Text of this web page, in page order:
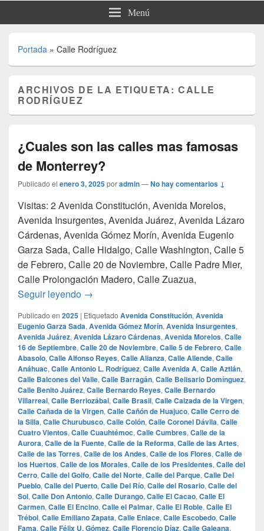
Menú
Portada » Calle Rodríguez
ARCHIVOS DE LA ETIQUETA:CALLE
RODRÍGUEZ
¿Cuales son las calles mas famosas
de Monterrey?
Publicado el enero 3, 2025poradmin—No hay comentarios ↓
Visitas: 2 Avenida Constitución, Avenida Morelos,
Avenida Insurgentes, Avenida Juárez, Avenida Lázaro
Cárdenas, Avenida Gómez Morín, Avenida Eugenio
Garza Sada, Calle Hidalgo, Calle Washington, Calle 5
de Febrero, Calle 20 de Noviembre, Calle Padre Mier,
Calle Prolongación Madero, Calle Zuazua,
Seguir leyendo ¿Cuales son las calles mas famosas de
→
Publicado en 2025 | Etiquetado Avenida Constitución, Avenida
Eugenio Garza Sada, Avenida Gómez Morín, Avenida Insurgentes,
Avenida Juárez, Avenida Lázaro Cárdenas, Avenida Morelos, Calle
16 de Septiembre, Calle 20 de Noviembre, Calle 5 de Febrero, Calle
Abasolo, Calle Alfonso Reyes, Calle Alianza, Calle Allende, Calle
Anáhuac, Calle Antonio L. Rodríguez, Calle Avenida A, Calle Aztlán,
Calle Balcones del Valle, Calle Barragán, Calle Belisario Domínguez,
Calle Benito Juárez, Calle Bernardo Reyes, Calle Bernardo
Villarreal, Calle Berriozábal, Calle Brasil, Calle Calzada de la Virgen,
Calle Cañada de la Virgen, Calle Cañón de Huajuco, Calle Cerro de
la Silla, Calle Churubusco, Calle Colón, Calle Coronel Dávila, Calle
Cuatro Vientos, Calle Cuauhtémoc, Calle Cumbres, Calle de la
Aurora, Calle de la Fuente, Calle de la Reforma, Calle de las Artes,
Calle de las Torres, Calle de los Andes, Calle de los Flores, Calle de
los Huertos, Calle de los Morales, Calle de los Presidentes, Calle del
Cerro, Calle del Golfo, Calle del Norte, Calle del Parque, Calle Del
Pueblo, Calle del Puerto, Calle Del Río, Calle del Rosario, Calle del
Sol, Calle Don Antonio, Calle Durango, Calle El Cacao, Calle El
Carmen, Calle El Encino, Calle el Palmar, Calle El Roble, Calle El
Trébol, Calle Emiliano Zapata, Calle Enlace, Calle Escobedo, Calle
Fama, Calle Félix U. Gómez, Calle Florencio Díaz, Calle Galeana,